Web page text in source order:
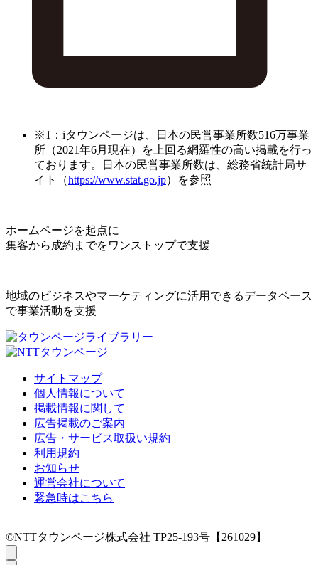
※1：iタウンページは、日本の民営事業所数516万事業
所（2021年6月現在）を上回る網羅性の高い掲載を行っ
ております。日本の民営事業所数は、総務省統計局サ
イト（https://www.stat.go.jp）を参照
ホームページを起点に
集客から成約までをワンストップで支援
地域のビジネスやマーケティングに活用できるデータベース
で事業活動を支援
サイトマップ
個人情報について
掲載情報に関して
広告掲載のご案内
広告・サービス取扱い規約
利用規約
お知らせ
運営会社について
緊急時はこちら
©NTTタウンページ株式会社 TP25-193号【261029】